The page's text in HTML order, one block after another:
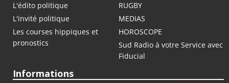
L'édito politique
RUGBY
L'invité politique
MEDIAS
Les courses hippiques et
pronostics
HOROSCOPE
Sud Radio à votre Service avec
Fiducial
Informations